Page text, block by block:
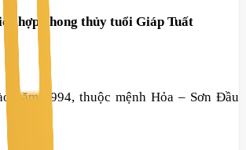
hợp phong thủy tuổi Giáp Tuất
năm 1994, thuộc mệnh Hỏa – Sơn Đầu